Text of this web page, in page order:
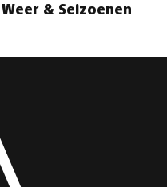
Weer & Seizoenen